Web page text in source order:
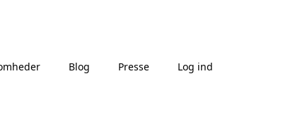
Blog Presse Log ind